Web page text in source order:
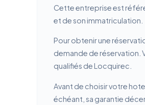
Cette entreprise est
et de son immatriculation.
Pour obtenir une
demande de réservation.
qualifiés de Locquirec.
Avant de choisir votre
échéant, sa garantie